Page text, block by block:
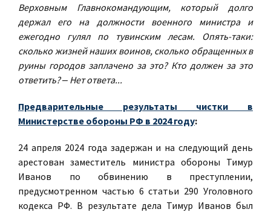
Верховным Главнокомандующим, который долго
держал его на должности военного министра и
ежегодно гулял по тувинским лесам. Опять-таки:
сколько жизней наших воинов, сколько обращенных в
руины городов заплачено за это? Кто должен за это
ответить? ‒ Нет ответа...
Предварительные результаты чистки в
Министерстве обороны РФ в 2024 году:
24 апреля 2024 года задержан и на следующий день
арестован заместитель министра обороны Тимур
Иванов по обвинению в преступлении,
предусмотренном частью 6 статьи 290 Уголовного
кодекса РФ. В результате дела Тимур Иванов был